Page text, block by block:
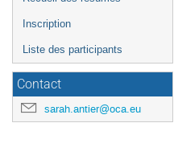
Inscription
Liste des participants
Contact
sarah.antier@oca.eu